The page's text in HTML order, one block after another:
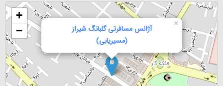
آژانس مسافرتی گلبانگ شیراز
(مسیریابی)
×
+
−